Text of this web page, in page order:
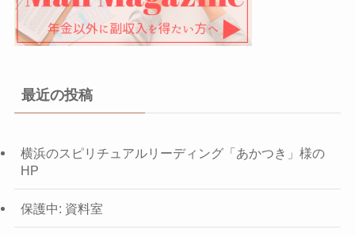
最近の投稿
横浜のスピリチュアルリーディング「あかつき」様の
HP
保護中: 資料室